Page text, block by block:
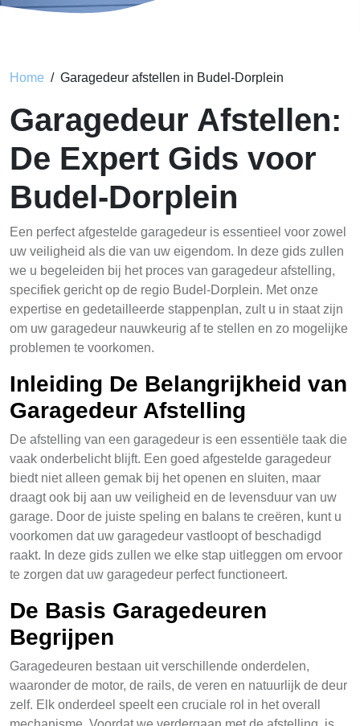
Home Garagedeur afstellen in Budel-Dorplein
Garagedeur Afstellen:
De Expert Gids voor
Budel-Dorplein
Een perfect afgestelde garagedeur is essentieel voor zowel
uw veiligheid als die van uw eigendom. In deze gids zullen
we u begeleiden bij het proces van garagedeur afstelling,
specifiek gericht op de regio Budel-Dorplein. Met onze
expertise en gedetailleerde stappenplan, zult u in staat zijn
om uw garagedeur nauwkeurig af te stellen en zo mogelijke
problemen te voorkomen.
Inleiding De Belangrijkheid van
Garagedeur Afstelling
De afstelling van een garagedeur is een essentiële taak die
vaak onderbelicht blijft. Een goed afgestelde garagedeur
biedt niet alleen gemak bij het openen en sluiten, maar
draagt ook bij aan uw veiligheid en de levensduur van uw
garage. Door de juiste speling en balans te creëren, kunt u
voorkomen dat uw garagedeur vastloopt of beschadigd
raakt. In deze gids zullen we elke stap uitleggen om ervoor
te zorgen dat uw garagedeur perfect functioneert.
De Basis Garagedeuren
Begrijpen
Garagedeuren bestaan uit verschillende onderdelen,
waaronder de motor, de rails, de veren en natuurlijk de deur
zelf. Elk onderdeel speelt een cruciale rol in het overall